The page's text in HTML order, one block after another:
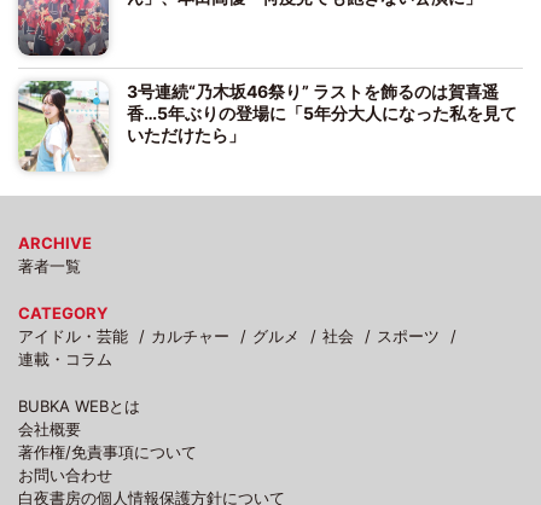
3号連続“乃木坂46祭り” ラストを飾るのは賀喜遥
香…5年ぶりの登場に「5年分大人になった私を見て
いただけたら」
ARCHIVE
著者一覧
CATEGORY
アイドル・芸能
カルチャー グルメ 社会
スポーツ
連載・コラム
BUBKA WEBとは
会社概要
著作権/免責事項について
お問い合わせ
白夜書房の個人情報保護方針について